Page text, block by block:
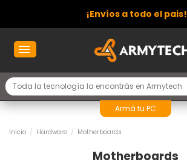
¡Envíos a todo el pais!
Armá tu PC
Inicio Hardware Motherboards
Motherboards